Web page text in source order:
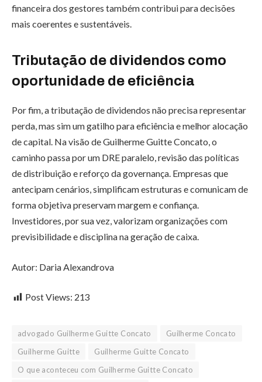
financeira dos gestores também contribui para decisões
mais coerentes e sustentáveis.
Tributação de dividendos como
oportunidade de eficiência
Por fim, a tributação de dividendos não precisa representar
perda, mas sim um gatilho para eficiência e melhor alocação
de capital. Na visão de Guilherme Guitte Concato, o
caminho passa por um DRE paralelo, revisão das políticas
de distribuição e reforço da governança. Empresas que
antecipam cenários, simplificam estruturas e comunicam de
forma objetiva preservam margem e confiança.
Investidores, por sua vez, valorizam organizações com
previsibilidade e disciplina na geração de caixa.
Autor: Daria Alexandrova
Post Views: 213
advogado Guilherme Guitte Concato
Guilherme Concato
Guilherme Guitte
Guilherme Guitte Concato
O que aconteceu com Guilherme Guitte Concato